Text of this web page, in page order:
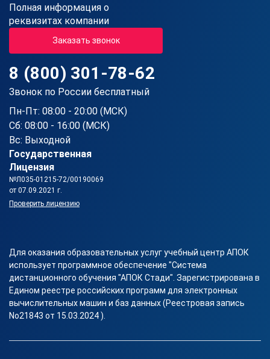
Полная информация о
реквизитах компании
Заказать звонок
8 (800) 301-78-62
Звонок по России бесплатный
Пн-Пт: 08:00 - 20:00 (МСК)
Сб: 08:00 - 16:00 (МСК)
Вс: Выходной
Государственная
Лицензия
№Л035-01215-72/00190069
от 07.09.2021 г.
Проверить лицензию
Для оказания образовательных услуг учебный центр АПОК
использует программное обеспечение "Система
дистанционного обучения "АПОК Стади". Зарегистрирована в
Едином реестре российских программ для электронных
вычислительных машин и баз данных (Реестровая запись
No21843 от 15.03.2024 ).